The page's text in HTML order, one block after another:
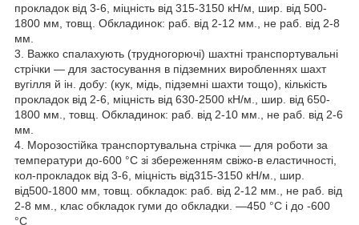
прокладок від 3-6, міцність від 315-3150 кН/м, шир. від 500-
1800 мм, товщ. Обкладинок: раб. від 2-12 мм., не раб. від 2-8
мм.
3. Важко спалахують (трудногорючі) шахтні транспортувальні
стрічки — для застосування в підземних виробленнях шахт
вугілля й ін. добу: (кук, мідь, підземні шахти тощо), кількість
прокладок від 2-6, міцність від 630-2500 кН/м., шир. від 650-
1800 мм., товщ. Обкладинок: раб. від 2-10 мм., не раб. від 2-6
мм.
4. Морозостійка транспортувальна стрічка — для роботи за
температури до-600 °C зі збереженням свіжо-в еластичності,
кол-прокладок від 3-6, міцність від315-3150 кН/м., шир.
від500-1800 мм, товщ. обкладок: раб. від 2-12 мм., не раб. від
2-8 мм., клас обкладок гуми до обкладки. —450 °C і до -600
°C